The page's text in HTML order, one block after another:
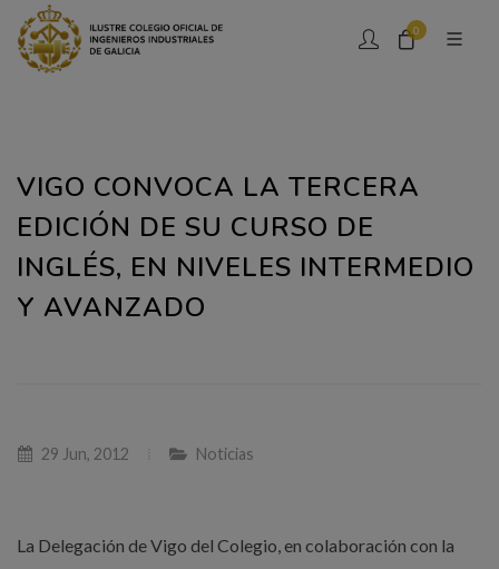
0
VIGO CONVOCA LA TERCERA
EDICIÓN DE SU CURSO DE
INGLÉS, EN NIVELES INTERMEDIO
Y AVANZADO
29 Jun, 2012 Noticias
La Delegación de Vigo del Colegio, en colaboración con la